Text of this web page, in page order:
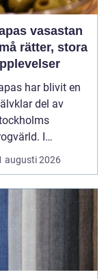
vasastan
rätter, stora
har blivit en
del av
I
har
gå...
augusti 2026